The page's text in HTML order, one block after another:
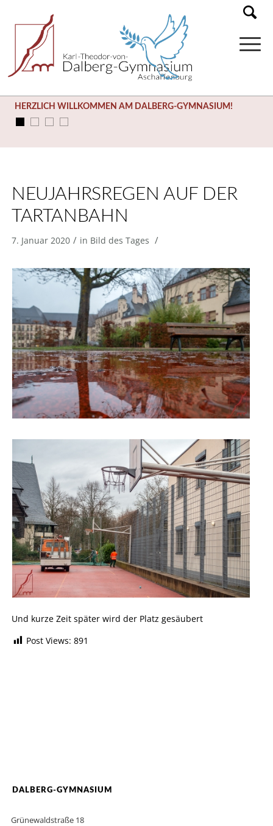
HERZLICH WILLKOMMEN AM DALBERG-GYMNASIUM!
NEUJAHRSREGEN AUF DER
TARTANBAHN
7. Januar 2020 / in Bild des Tages /
Und kurze Zeit später wird der Platz gesäubert
Post Views: 891
DALBERG-GYMNASIUM
Grünewaldstraße 18